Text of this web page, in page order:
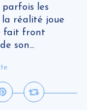
les
réalité joue
fait front
son...